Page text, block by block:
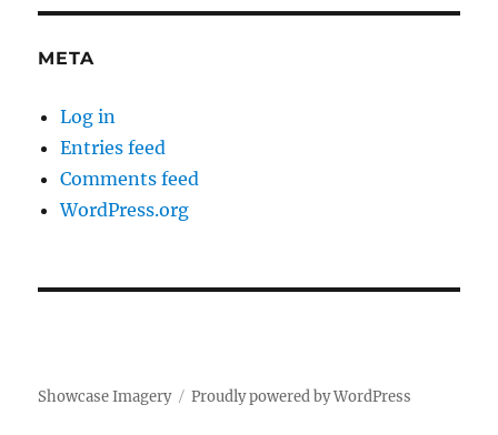
META
Log in
Entries feed
Comments feed
WordPress.org
Showcase Imagery Proudly powered by WordPress